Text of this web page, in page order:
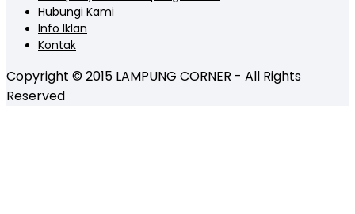
Hubungi Kami
Info Iklan
Kontak
Copyright © 2015 LAMPUNG CORNER - All Rights
Reserved